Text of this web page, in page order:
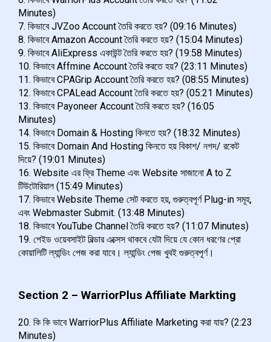
Minutes)
7. কিভাবে JVZoo Account তৈরি করতে হয়? (09:16 Minutes)
8. কিভাবে Amazon Account তৈরি করতে হয়? (15:04 Minutes)
9. কিভাবে AliExpress একাউন্ট তৈরি করতে হয়? (19:58 Minutes)
10. কিভাবে Affmine Account তৈরি করতে হয়? (23:11 Minutes)
11. কিভাবে CPAGrip Account তৈরি করতে হয়? (08:55 Minutes)
12. কিভাবে CPALead Account তৈরি করতে হয়? (05:21 Minutes)
13. কিভাবে Payoneer Account তৈরি করতে হয়? (16:05
Minutes)
14. কিভাবে Domain & Hosting কিনতে হয়? (18:32 Minutes)
15. কিভাবে Domain And Hosting কিনতে হয় বিকাশ/ নগদ/ রকেট
দিয়ে? (19:01 Minutes)
16. Website এর ফ্রি Theme এবং Website সাজানো A to Z
টিউটোরিয়াল (15:49 Minutes)
17. কিভাবে Website Theme সেট করতে হয়, গুরুত্বপূর্ণ Plug-in সমূহ,
এবং Webmaster Submit. (13:48 Minutes)
18. কিভাবে YouTube Channel তৈরি করতে হয়? (11:07 Minutes)
19. পেইড ওয়েবসাইট বিল্ডার এক্সেস থাকবে যেটা দিয়ে যে কোন ধরণের প্রো
কোয়ালিটি ল্যান্ডিং পেজ করা যাবে। ল্যান্ডিং পেজ খুবই গুরুত্বপূর্ণ।
Section 2 – WarriorPlus Affiliate Markting
20. কি কি ভাবে WarriorPlus Affiliate Marketing করা যায়? (2:23
Minutes)